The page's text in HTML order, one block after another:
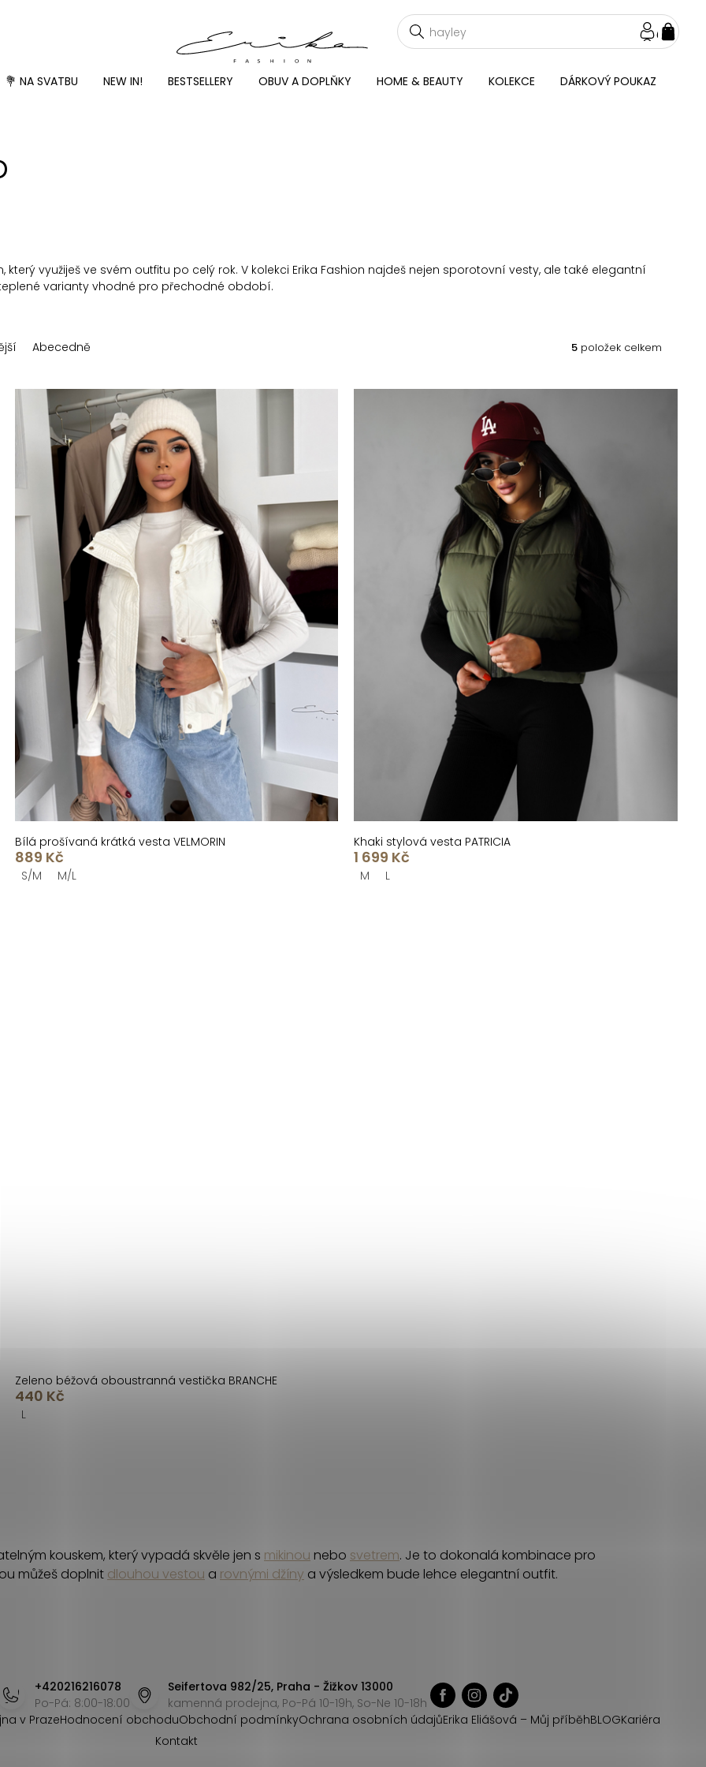
💐 NA SVATBU NEW IN! BESTSELLERY OBUV A DOPLŇKY HOME & BEAUTY KOLEKCE DÁRKOVÝ POUKAZ
využiješ ve svém outfitu po celý rok. V kolekci Erika Fashion najdeš nejen sporotovní vesty, ale také elegantní
varianty vhodné pro přechodné období.
Abecedně 5 položek celkem
Bílá prošívaná krátká vesta VELMORIN
889 Kč
S/M M/L
Khaki stylová vesta PATRICIA
1 699 Kč
M L
Zeleno béžová oboustranná vestička BRANCHE
440 Kč
L
kouskem, který vypadá skvěle jen s mikinou nebo svetrem. Je to dokonalá kombinace pro
můžeš doplnit dlouhou vestou a rovnými džíny a výsledkem bude lehce elegantní outfit.
+420216216078
Po-Pá: 8:00-18:00
Seifertova 982/25, Praha - Žižkov 13000
kamenná prodejna, Po-Pá 10-19h, So-Ne 10-18h
v PrazeHodnocení obchoduObchodní podmínkyOchrana osobních údajůErika Eliášová – Můj příběhBLOGKariéra
Kontakt